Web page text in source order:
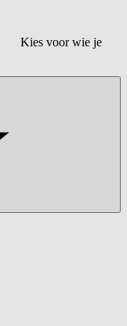
Kies voor wie je